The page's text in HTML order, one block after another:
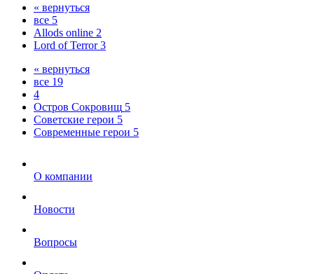
« вернуться
все 5
Allods online 2
Lord of Terror 3
« вернуться
все 19
4
Остров Сокровищ 5
Советские герои 5
Современные герои 5
О компании
Новости
Вопросы